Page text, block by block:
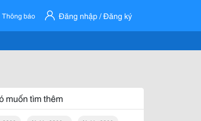
Thông báo Đăng nhập / Đăng ký
muốn tìm thêm